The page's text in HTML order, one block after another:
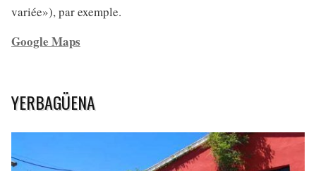
variée»), par exemple.
Google Maps
YERBAGÜENA